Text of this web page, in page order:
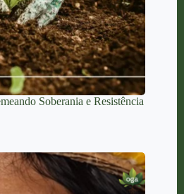
Soberania e Resistência